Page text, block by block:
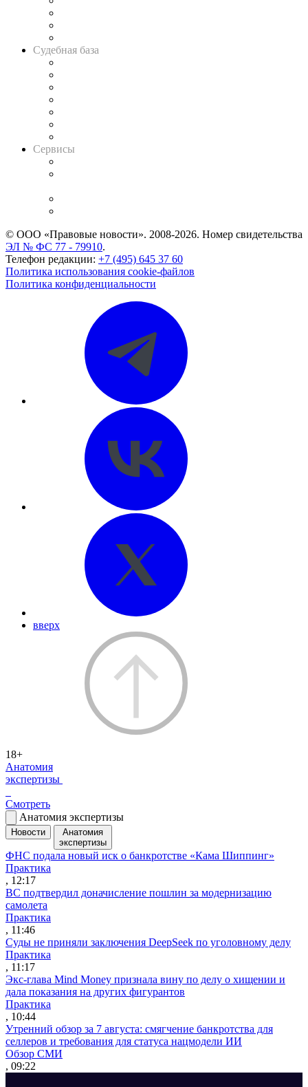
Судебная база
Сервисы
© ООО «Правовые новости». 2008-2026. Номер свидетельства
ЭЛ № ФС 77 - 79910.
Телефон редакции: +7 (495) 645 37 60
Политика использования cookie-файлов
Политика конфиденциальности
вверх
18+
Анатомия
экспертизы
Смотреть
Анатомия экспертизы
Новости
Анатомия
экспертизы
ФНС подала новый иск о банкротстве «Кама Шиппинг»
Практика
, 12:17
ВС подтвердил доначисление пошлин за модернизацию
самолета
Практика
, 11:46
Суды не приняли заключения DeepSeek по уголовному делу
Практика
, 11:17
Экс-глава Mind Money признала вину по делу о хищении и
дала показания на других фигурантов
Практика
, 10:44
Утренний обзор за 7 августа: смягчение банкротства для
селлеров и требования для статуса нацмодели ИИ
Обзор СМИ
, 09:22